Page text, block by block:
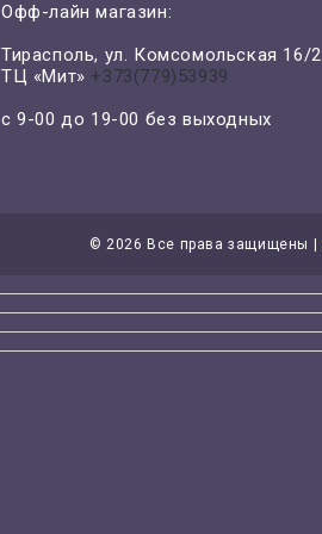
Офф-лайн магазин:
Тирасполь, ул. Комсомольская 16/2
ТЦ «Мит» +373(779)53939
с 9-00 до 19-00 без выходных
© 2026 Все права защищены |